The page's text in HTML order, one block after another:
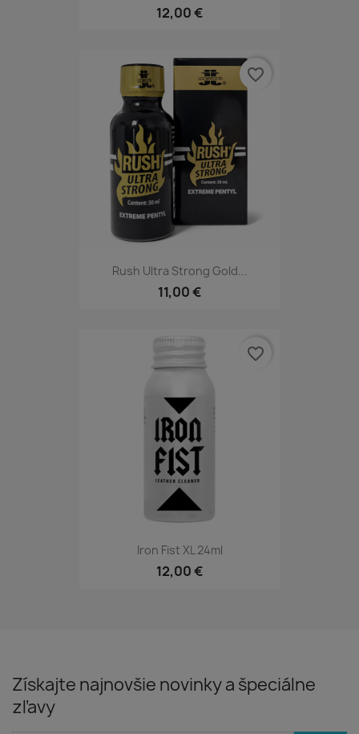
12,00 €
Rush Ultra Strong Gold...
11,00 €
favorite_border
Iron Fist XL 24ml
12,00 €
favorite_border
Získajte najnovšie novinky a špeciálne
zľavy